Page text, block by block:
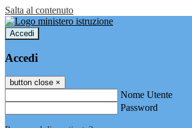
Salta al contenuto
Accedi
Accedi
button close ×
Nome Utente
Password